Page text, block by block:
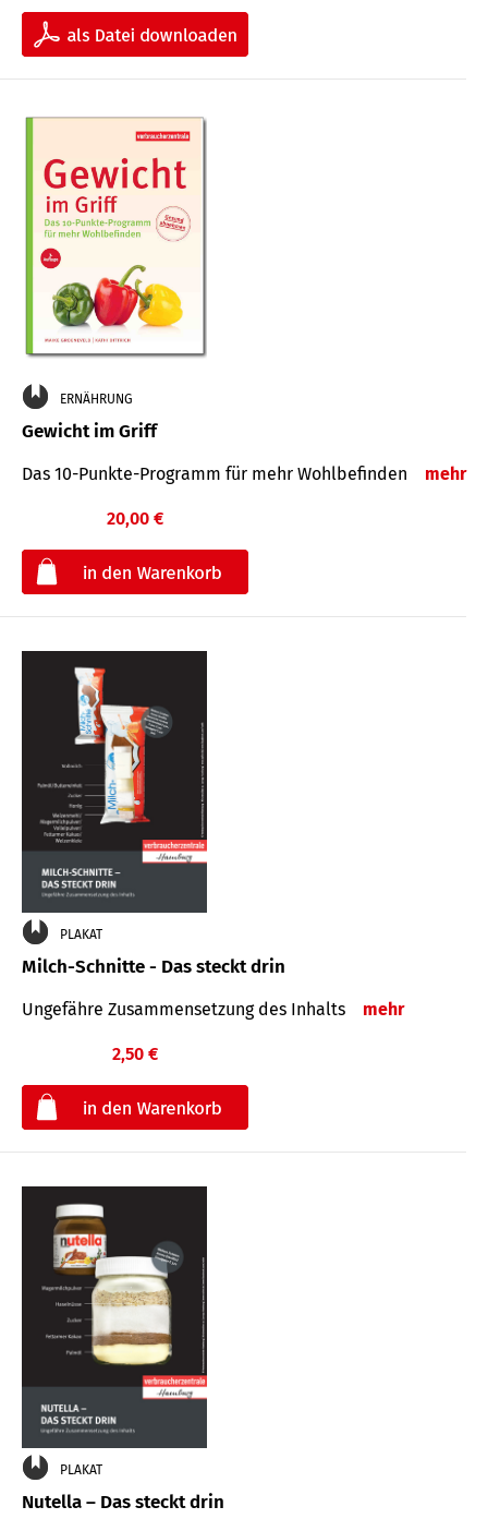
ERNÄHRUNG
Gewicht im Griff
Das 10-Punkte-Programm für mehr Wohlbefinden mehr
20,00 €
PLAKAT
Milch-Schnitte - Das steckt drin
Ungefähre Zu­sammen­setzung des Inhalts mehr
2,50 €
PLAKAT
Nutella – Das steckt drin